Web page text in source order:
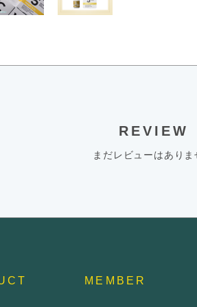
REVIEW
まだレビューはありま
MEMBER